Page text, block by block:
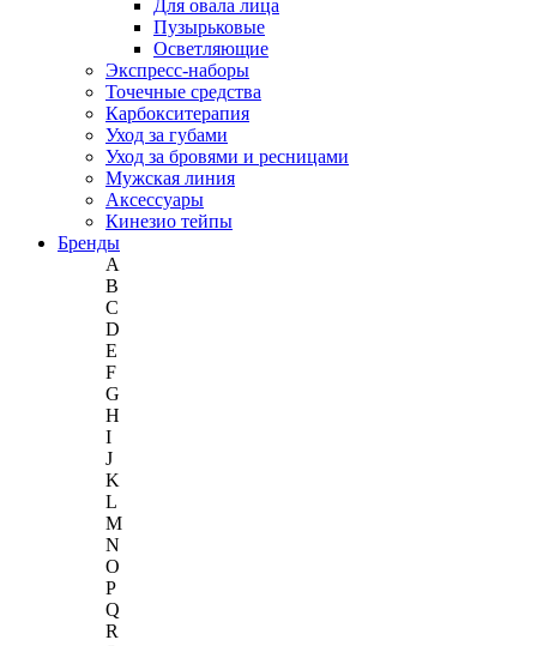
Для овала лица
Пузырьковые
Осветляющие
Экспресс-наборы
Точечные средства
Карбокситерапия
Уход за губами
Уход за бровями и ресницами
Мужская линия
Аксессуары
Кинезио тейпы
Бренды
A
B
C
D
E
F
G
H
I
J
K
L
M
N
O
P
Q
R